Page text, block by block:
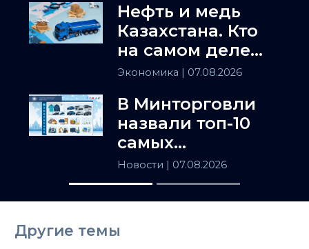
Нефть и медь
Казахстана. Кто
на самом деле
держит
Азию
Экономика | 07.08.2026
В Минторговли
назвали топ-10
самых
популярных
товаров в
Казахстане
Новости | 07.08.2026
Другие темы